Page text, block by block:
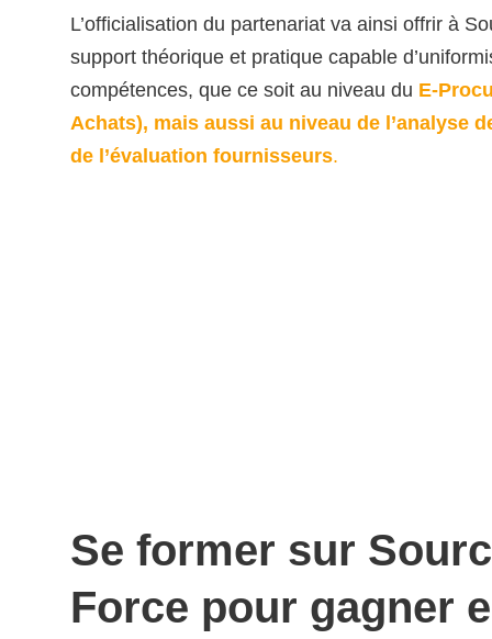
L’officialisation du partenariat va ainsi offrir à
support théorique et pratique capable
compétences, que ce soit au niveau du E-
Achats), mais aussi au niveau de l’analyse
de l’évaluation fournisseurs.
Se former sur
Force pour gagner